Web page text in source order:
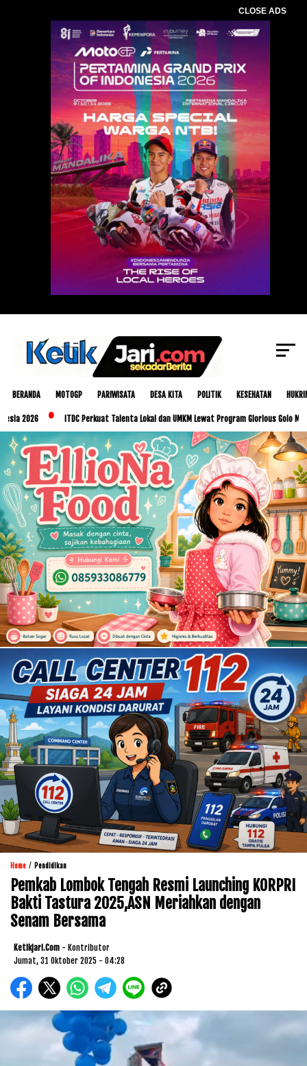
CLOSE ADS
BERANDA MOTOGP PARIWISATA DESA KITA POLITIK KESEHATAN
ITDC Perkuat Talenta Lokal dan UMKM Lewat Program Glorious Golo Mori
Home / Pendidikan
Pemkab Lombok Tengah Resmi Launching KORPRI
Bakti Tastura 2025,ASN Meriahkan dengan
Senam Bersama
Ketikjari.com - Kontributor
Jumat, 31 Oktober 2025 - 04:28
Baca Juga : Adi Bagus Karya Putra Terpilih
kembali menjadi Ketua Afkab Loteng 2025-